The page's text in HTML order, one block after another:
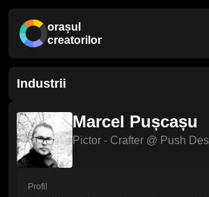
orașul
creatorilor
Industrii
Marcel Pușcașu
Pictor - Crafter @ Push
Profil